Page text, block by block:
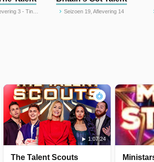
Steenwijk / Donnie & Qucee Seizoen 19, Aflevering 14
1:07:24
The Talent Scouts